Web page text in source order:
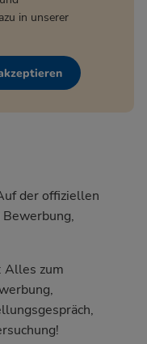
in unserer
der offiziellen
Alles zum